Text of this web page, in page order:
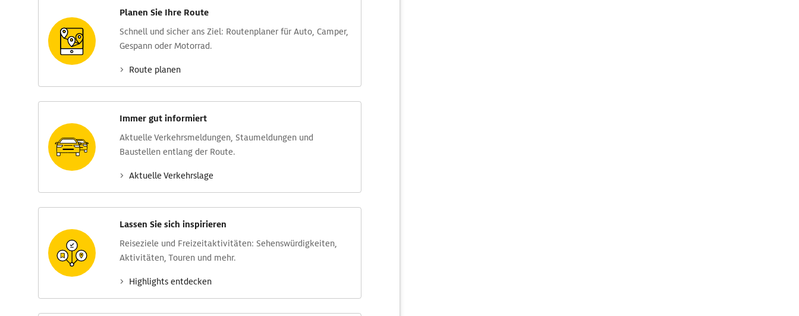
Planen Sie Ihre Route
Schnell und sicher ans Ziel: Routen­planer für Auto, Camper,
Gespann oder Motorrad.
Route planen
Immer gut informiert
Aktuelle Verkehrs­meldungen, Stau­meldungen und
Baustellen entlang der Route.
Aktuelle Verkehrs­lage
Lassen Sie sich inspirieren
Reise­ziele und Freizeit­aktivitäten: Sehens­würdig­keiten,
Aktivitäten, Touren und mehr.
Highlights entdecken